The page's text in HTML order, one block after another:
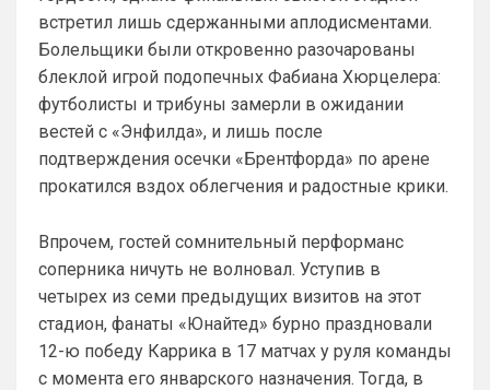
встретил лишь сдержанными аплодисментами.
Болельщики были откровенно разочарованы
блеклой игрой подопечных Фабиана Хюрцелера:
футболисты и трибуны замерли в ожидании
вестей с «Энфилда», и лишь после
подтверждения осечки «Брентфорда» по арене
прокатился вздох облегчения и радостные крики.
Впрочем, гостей сомнительный перформанс
соперника ничуть не волновал. Уступив в
четырех из семи предыдущих визитов на этот
стадион, фанаты «Юнайтед» бурно праздновали
12-ю победу Каррика в 17 матчах у руля команды
с момента его январского назначения. Тогда, в